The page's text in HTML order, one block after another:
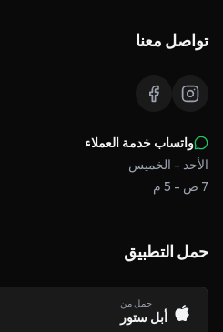
تواصل معنا
واتساب خدمة العملاء
الأحد - الخميس
7 ص - 5 م
حمل التطبيق
حمل من
أبل ستور